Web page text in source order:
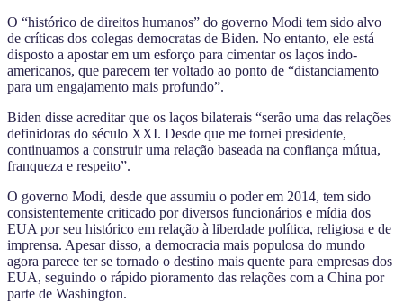
O “histórico de direitos humanos” do governo Modi tem sido alvo
de críticas dos colegas democratas de Biden. No entanto, ele está
disposto a apostar em um esforço para cimentar os laços indo-
americanos, que parecem ter voltado ao ponto de “distanciamento
para um engajamento mais profundo”.
Biden disse acreditar que os laços bilaterais “serão uma das relações
definidoras do século XXI. Desde que me tornei presidente,
continuamos a construir uma relação baseada na confiança mútua,
franqueza e respeito”.
O governo Modi, desde que assumiu o poder em 2014, tem sido
consistentemente criticado por diversos funcionários e mídia dos
EUA por seu histórico em relação à liberdade política, religiosa e de
imprensa. Apesar disso, a democracia mais populosa do mundo
agora parece ter se tornado o destino mais quente para empresas dos
EUA, seguindo o rápido pioramento das relações com a China por
parte de Washington.